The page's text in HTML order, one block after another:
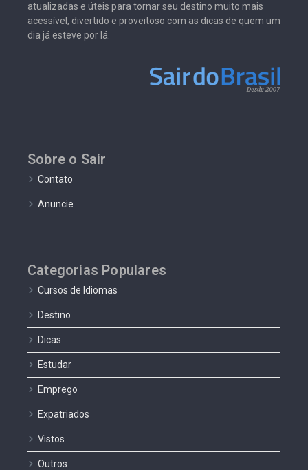
atualizadas e úteis para tornar seu destino muito mais
acessível, divertido e proveitoso com as dicas de quem um
dia já esteve por lá.
Sobre o Sair
Contato
Anuncie
Categorias Populares
Cursos de Idiomas
Destino
Dicas
Estudar
Emprego
Expatriados
Vistos
Outros